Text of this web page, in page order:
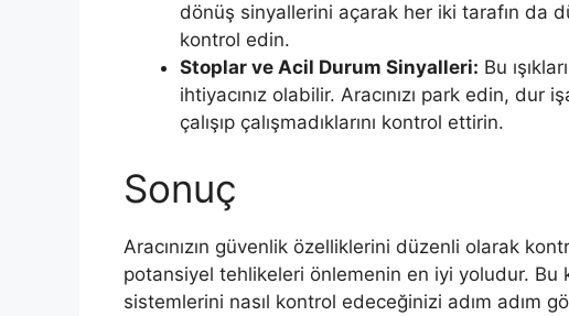
dönüş sinyallerini açarak her iki tarafın da
kontrol edin.
Stoplar ve Acil Durum Sinyalleri: Bu
ihtiyacınız olabilir. Aracınızı park edin, dur
çalışıp çalışmadıklarını kontrol ettirin.
Sonuç
Aracınızın güvenlik özelliklerini düzenli olarak
potansiyel tehlikeleri önlemenin en iyi yoludur. Bu
sistemlerini nasıl kontrol edeceğinizi adım adım